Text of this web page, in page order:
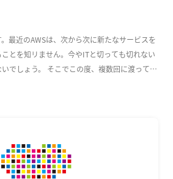
最近のAWSは、次から次に新たなサービスを
とを知リません。今やITと切っても切れない
でしょう。 そこでこの度、複数回に渡って